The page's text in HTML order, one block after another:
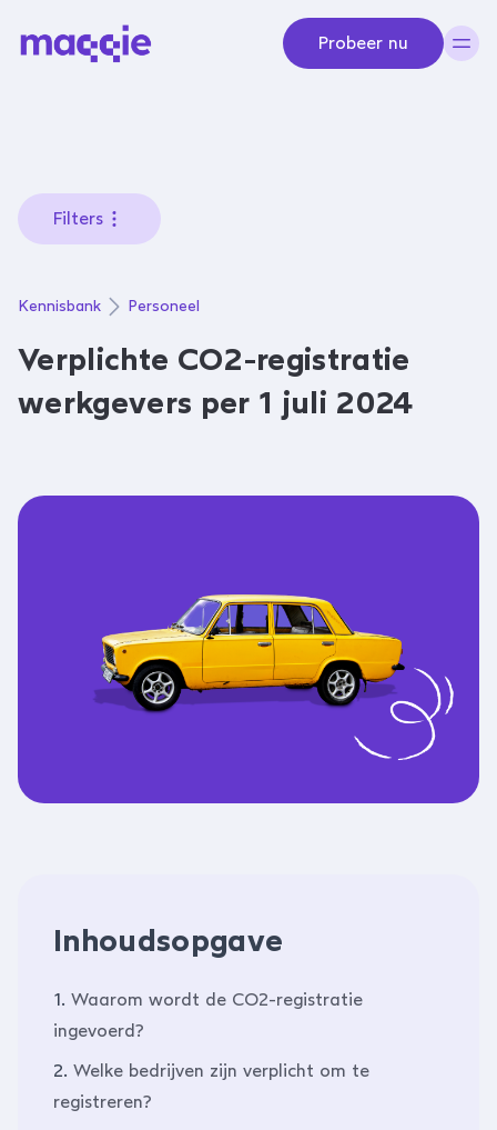
Probeer nu
Filters
Kennisbank Personeel
Verplichte CO2-registratie
werkgevers per 1 juli 2024
Inhoudsopgave
1. Waarom wordt de CO2-registratie
ingevoerd?
2. Welke bedrijven zijn verplicht om te
registreren?